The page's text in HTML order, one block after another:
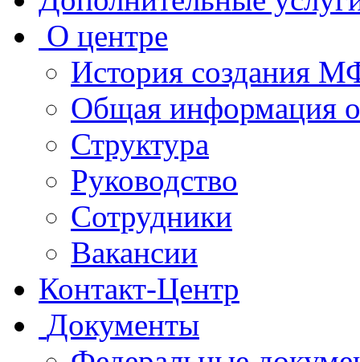
О центре
История создания
Общая
Структура
Руководство
Сотрудники
Вакансии
Контакт-Центр
Документы